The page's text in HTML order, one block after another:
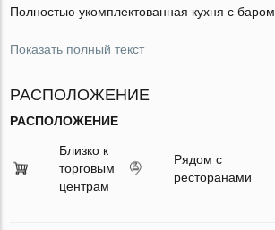
Полностью укомплектованная кухня с баром.
Показать полный текст
РАСПОЛОЖЕНИЕ
РАСПОЛОЖЕНИЕ
Близко к
торговым
центрам
Рядом с
ресторанами